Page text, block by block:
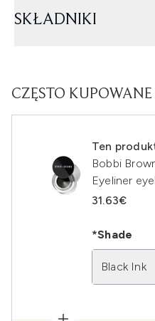
SKŁADNIKI
CZĘSTO
Ten
Bobbi
Eyeliner
31.63€
*Shade
Black Ink